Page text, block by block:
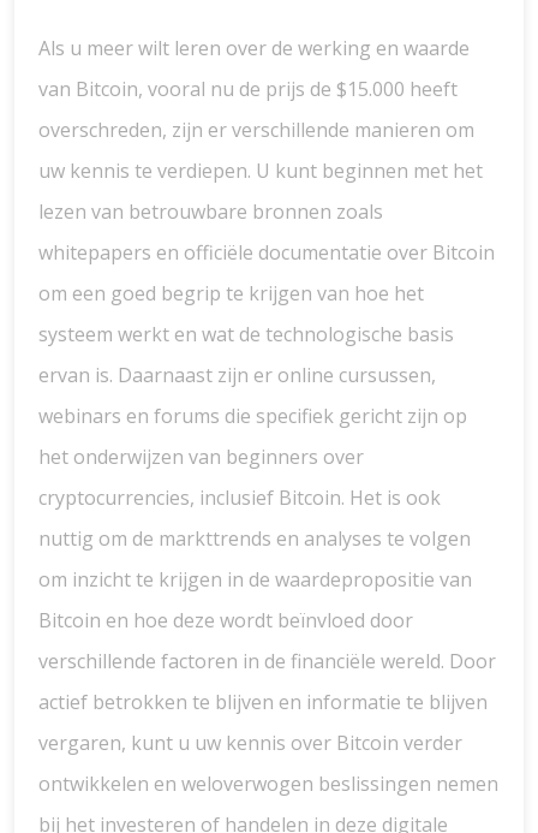
Als u meer wilt leren over de werking en waarde
van Bitcoin, vooral nu de prijs de $15.000 heeft
overschreden, zijn er verschillende manieren om
uw kennis te verdiepen. U kunt beginnen met het
lezen van betrouwbare bronnen zoals
whitepapers en officiële documentatie over Bitcoin
om een goed begrip te krijgen van hoe het
systeem werkt en wat de technologische basis
ervan is. Daarnaast zijn er online cursussen,
webinars en forums die specifiek gericht zijn op
het onderwijzen van beginners over
cryptocurrencies, inclusief Bitcoin. Het is ook
nuttig om de markttrends en analyses te volgen
om inzicht te krijgen in de waardepropositie van
Bitcoin en hoe deze wordt beïnvloed door
verschillende factoren in de financiële wereld. Door
actief betrokken te blijven en informatie te blijven
vergaren, kunt u uw kennis over Bitcoin verder
ontwikkelen en weloverwogen beslissingen nemen
bij het investeren of handelen in deze digitale